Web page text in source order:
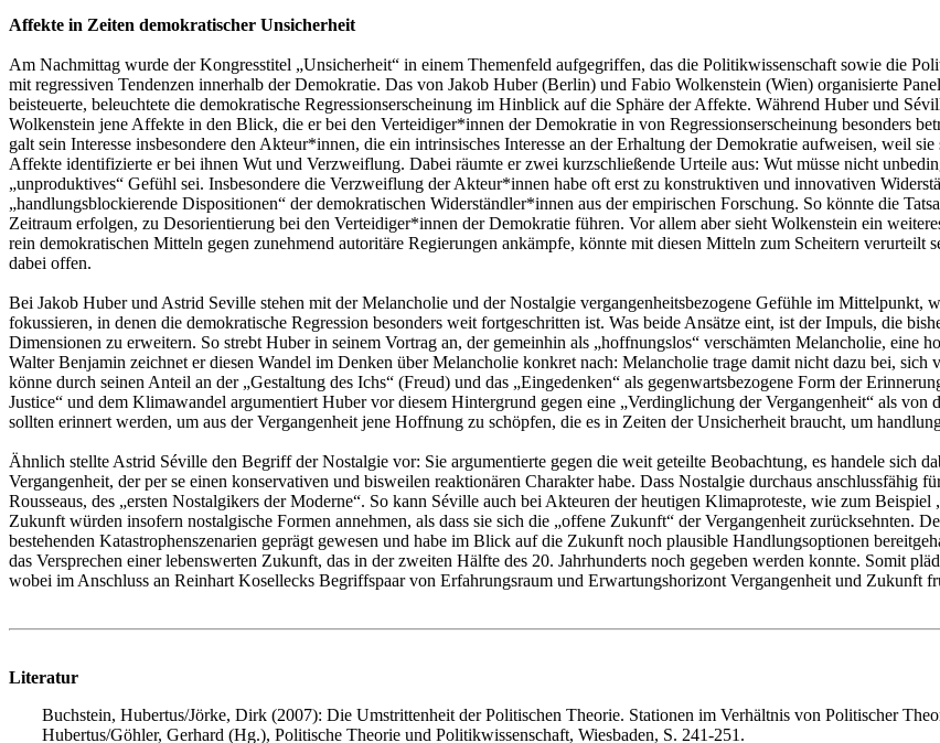
Affekte in Zeiten demokratischer Unsicherheit
Am Nachmittag wurde der Kongresstitel „Unsicherheit“ in einem Themenfeld aufgegriffen, das die Politikwissenschaft sowie die
mit regressiven Tendenzen innerhalb der Demokratie. Das von Jakob Huber (Berlin) und Fabio Wolkenstein (Wien) organisierte
beisteuerte, beleuchtete die demokratische Regressionserscheinung im Hinblick auf die Sphäre der Affekte. Während Huber und
Wolkenstein jene Affekte in den Blick, die er bei den Verteidiger*innen der Demokratie in von Regressionserscheinung besonders
galt sein Interesse insbesondere den Akteur*innen, die ein intrinsisches Interesse an der Erhaltung der Demokratie aufweisen, weil
Affekte identifizierte er bei ihnen Wut und Verzweiflung. Dabei räumte er zwei kurzschließende Urteile aus: Wut müsse nicht
„unproduktives“ Gefühl sei. Insbesondere die Verzweiflung der Akteur*innen habe oft erst zu konstruktiven und innovativen
„handlungsblockierende Dispositionen“ der demokratischen Widerständler*innen aus der empirischen Forschung. So könnte die
Zeitraum erfolgen, zu Desorientierung bei den Verteidiger*innen der Demokratie führen. Vor allem aber sieht Wolkenstein ein
rein demokratischen Mitteln gegen zunehmend autoritäre Regierungen ankämpfe, könnte mit diesen Mitteln zum Scheitern verurteilt
dabei offen.
Bei Jakob Huber und Astrid Seville stehen mit der Melancholie und der Nostalgie vergangenheitsbezogene Gefühle im Mittelpunkt,
fokussieren, in denen die demokratische Regression besonders weit fortgeschritten ist. Was beide Ansätze eint, ist der Impuls, die
Dimensionen zu erweitern. So strebt Huber in seinem Vortrag an, der gemeinhin als „hoffnungslos“ verschämten Melancholie, eine
Walter Benjamin zeichnet er diesen Wandel im Denken über Melancholie konkret nach: Melancholie trage damit nicht dazu bei, sich
könne durch seinen Anteil an der „Gestaltung des Ichs“ (Freud) und das „Eingedenken“ als gegenwartsbezogene Form der
Justice“ und dem Klimawandel argumentiert Huber vor diesem Hintergrund gegen eine „Verdinglichung der Vergangenheit“ als von
sollten erinnert werden, um aus der Vergangenheit jene Hoffnung zu schöpfen, die es in Zeiten der Unsicherheit braucht, um
Ähnlich stellte Astrid Séville den Begriff der Nostalgie vor: Sie argumentierte gegen die weit geteilte Beobachtung, es handele sich
Vergangenheit, der per se einen konservativen und bisweilen reaktionären Charakter habe. Dass Nostalgie durchaus anschlussfähig
Rousseaus, des „ersten Nostalgikers der Moderne“. So kann Séville auch bei Akteuren der heutigen Klimaproteste, wie zum
Zukunft würden insofern nostalgische Formen annehmen, als dass sie sich die „offene Zukunft“ der Vergangenheit zurücksehnten.
bestehenden Katastrophenszenarien geprägt gewesen und habe im Blick auf die Zukunft noch plausible Handlungsoptionen
das Versprechen einer lebenswerten Zukunft, das in der zweiten Hälfte des 20. Jahrhunderts noch gegeben werden konnte. Somit
wobei im Anschluss an Reinhart Kosellecks Begriffspaar von Erfahrungsraum und Erwartungshorizont Vergangenheit und Zukunft
Literatur
Buchstein, Hubertus/Jörke, Dirk (2007): Die Umstrittenheit der Politischen Theorie. Stationen im Verhältnis von Politischer
Hubertus/Göhler, Gerhard (Hg.), Politische Theorie und Politikwissenschaft, Wiesbaden, S. 241-251.